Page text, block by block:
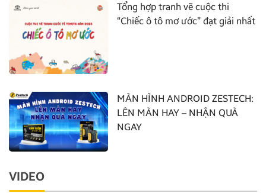
Tổng hợp tranh vẽ cuộc thi
“Chiếc ô tô mơ ước” đạt giải nhất
MÀN HÌNH ANDROID ZESTECH:
LÊN MÀN HAY – NHẬN QUÀ
NGAY
VIDEO